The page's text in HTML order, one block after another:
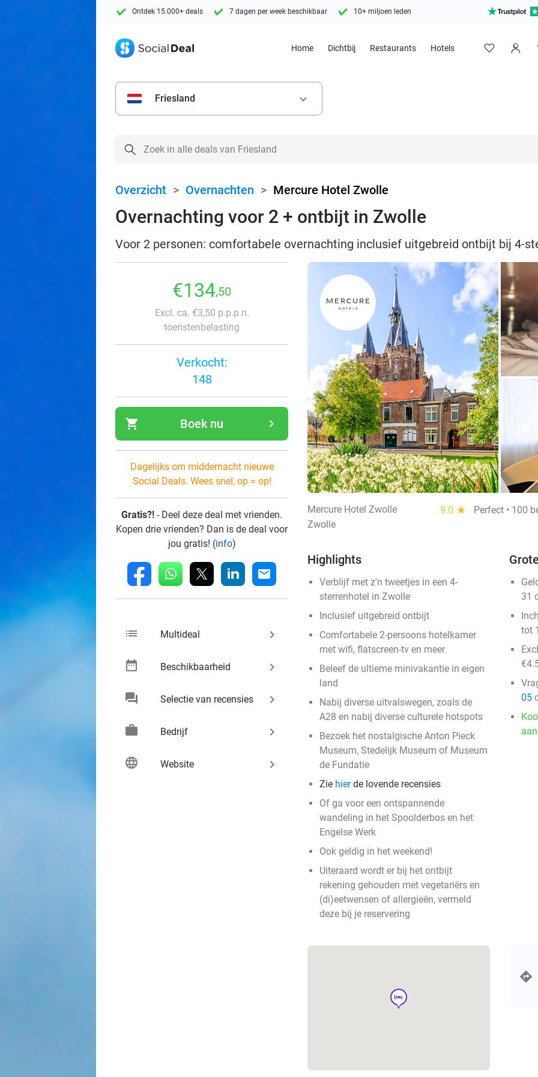
Ontdek 15.000+ deals 7 dagen per week beschikbaar 10+ miljoen leden
Home Dichtbij Restaurants Hotels
Friesland keyboard_arrow_down
Overzicht > Overnachten > Mercure Hotel Zwolle
Overnachting voor 2 + ontbijt in Zwolle
Voor 2 personen: comfortabele overnachting inclusief uitgebreid ontbijt bij 4-
€134,50
Excl. ca. €3,50 p.p.p.n.
toeristenbelasting
Verkocht:
148
shopping_cart navigate_next
Boek nu
Dagelijks om middernacht nieuwe
Social Deals. Wees snel, op = op!
Gratis?! - Deel deze deal met vrienden.
Kopen drie vrienden? Dan is de deal voor
jou gratis! (info)
fb whatsapp linkedin mail
list Multideal keyboard_arrow_right
date_range Beschikbaarheid keyboard_arrow_right
chat Selectie van recensies keyboard_arrow_right
work Bedrijf keyboard_arrow_right
language Website keyboard_arrow_right
Mercure Hotel Zwolle 9.0 star
Perfect • 100
Zwolle
Highlights
Verblijf met z'n tweetjes in een 4-
sterrenhotel in Zwolle
Inclusief uitgebreid ontbijt
Comfortabele 2-persoons hotelkamer
met wifi, flatscreen-tv en meer
Beleef de ultieme minivakantie in eigen
land
Nabij diverse uitvalswegen, zoals de
A28 en nabij diverse culturele hotspots
Bezoek het nostalgische Anton Pieck
Museum, Stedelijk Museum of Museum
de Fundatie
Zie hierde lovende recensies
Of ga voor een ontspannende
wandeling in het Spoolderbos en het
Engelse Werk
Ook geldig in het weekend!
Uiteraard wordt er bij het ontbijt
rekening gehouden met vegetariërs en
(di)eetwensen of allergieën, vermeld
deze bij je reservering
31
tot
05
hotel